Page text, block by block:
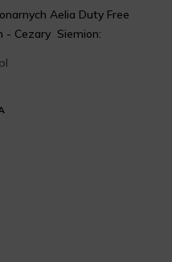
Aelia Duty Free
- Cezary Siemion: